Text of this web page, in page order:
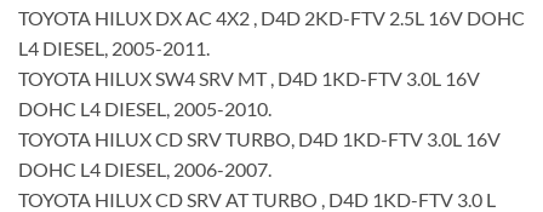
TOYOTA HILUX DX AC 4X2 , D4D 2KD-FTV 2.5L 16V DOHC
L4 DIESEL, 2005-2011.
TOYOTA HILUX SW4 SRV MT , D4D 1KD-FTV 3.0L 16V
DOHC L4 DIESEL, 2005-2010.
TOYOTA HILUX CD SRV TURBO, D4D 1KD-FTV 3.0L 16V
DOHC L4 DIESEL, 2006-2007.
TOYOTA HILUX CD SRV AT TURBO , D4D 1KD-FTV 3.0 L